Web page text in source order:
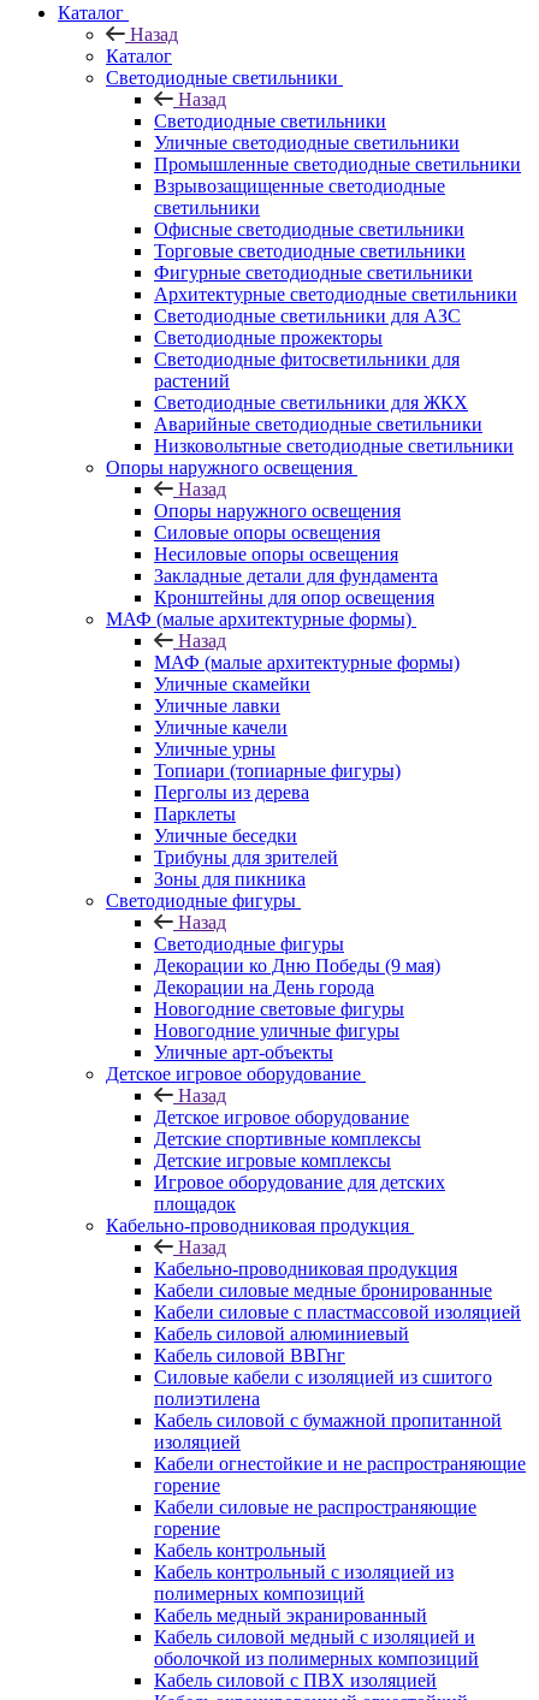
Каталог
Назад
Каталог
Светодиодные светильники
Назад
Светодиодные светильники
Уличные светодиодные светильники
Промышленные светодиодные светильники
Взрывозащищенные светодиодные
светильники
Офисные светодиодные светильники
Торговые светодиодные светильники
Фигурные светодиодные светильники
Архитектурные светодиодные светильники
Светодиодные светильники для АЗС
Светодиодные прожекторы
Светодиодные фитосветильники для
растений
Светодиодные светильники для ЖКХ
Аварийные светодиодные светильники
Низковольтные светодиодные светильники
Опоры наружного освещения
Назад
Опоры наружного освещения
Силовые опоры освещения
Несиловые опоры освещения
Закладные детали для фундамента
Кронштейны для опор освещения
МАФ (малые архитектурные формы)
Назад
МАФ (малые архитектурные формы)
Уличные скамейки
Уличные лавки
Уличные качели
Уличные урны
Топиари (топиарные фигуры)
Перголы из дерева
Парклеты
Уличные беседки
Трибуны для зрителей
Зоны для пикника
Светодиодные фигуры
Назад
Светодиодные фигуры
Декорации ко Дню Победы (9 мая)
Декорации на День города
Новогодние световые фигуры
Новогодние уличные фигуры
Уличные арт-объекты
Детское игровое оборудование
Назад
Детское игровое оборудование
Детские спортивные комплексы
Детские игровые комплексы
Игровое оборудование для детских
площадок
Кабельно-проводниковая продукция
Назад
Кабельно-проводниковая продукция
Кабели силовые медные бронированные
Кабели силовые с пластмассовой изоляцией
Кабель силовой алюминиевый
Кабель силовой ВВГнг
Силовые кабели с изоляцией из сшитого
полиэтилена
Кабель силовой с бумажной пропитанной
изоляцией
Кабели огнестойкие и не распространяющие
горение
Кабели силовые не распространяющие
горение
Кабель контрольный
Кабель контрольный с изоляцией из
полимерных композиций
Кабель медный экранированный
Кабель силовой медный с изоляцией и
оболочкой из полимерных композиций
Кабель силовой с ПВХ изоляцией